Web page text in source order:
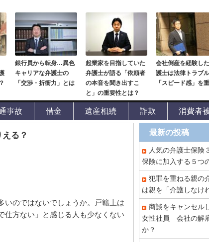
銀行員から転身…異色
キャリアな弁護士の
「交渉・折衝力」とは
起業家を目指していた
弁護士が語る「依頼者
の本音を聞き出すこ
と」の重要性とは？
会社倒産を経験し
護士は法律トラブ
「スピード感」を
事故 借金 遺産相続 詐欺 消費者
る？
いのではないでしょうか。戸籍上は
仕方ない」と感じる人も少なくない
最新の投稿
人気の弁護士保険
保険に加入する５つ
犯罪を重ねる親
は親を「介護しなけ
商談をキャンセル
女性社員 会社の解
か？